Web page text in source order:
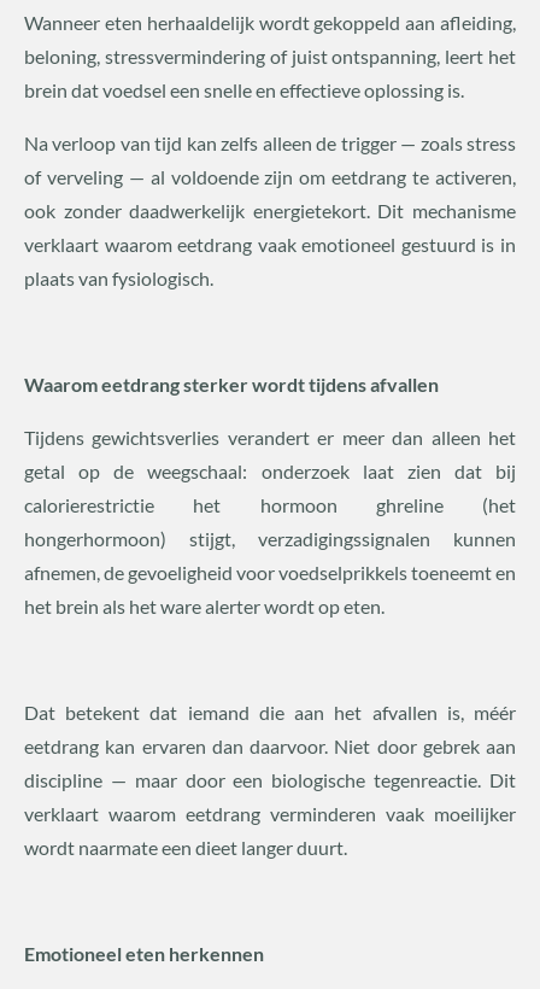
Wanneer eten herhaaldelijk wordt gekoppeld aan afleiding,
beloning, stressvermindering of juist ontspanning, leert het
brein dat voedsel een snelle en effectieve oplossing is.
Na verloop van tijd kan zelfs alleen de trigger — zoals stress
of verveling — al voldoende zijn om eetdrang te activeren,
ook zonder daadwerkelijk energietekort. Dit mechanisme
verklaart waarom eetdrang vaak emotioneel gestuurd is in
plaats van fysiologisch.
Waarom eetdrang sterker wordt tijdens afvallen
Tijdens gewichtsverlies verandert er meer dan alleen het
getal op de weegschaal: onderzoek laat zien dat bij
calorierestrictie het hormoon ghreline (het
hongerhormoon) stijgt, verzadigingssignalen kunnen
afnemen, de gevoeligheid voor voedselprikkels toeneemt en
het brein als het ware alerter wordt op eten.
Dat betekent dat iemand die aan het afvallen is, méér
eetdrang kan ervaren dan daarvoor. Niet door gebrek aan
discipline — maar door een biologische tegenreactie. Dit
verklaart waarom eetdrang verminderen vaak moeilijker
wordt naarmate een dieet langer duurt.
Emotioneel eten herkennen